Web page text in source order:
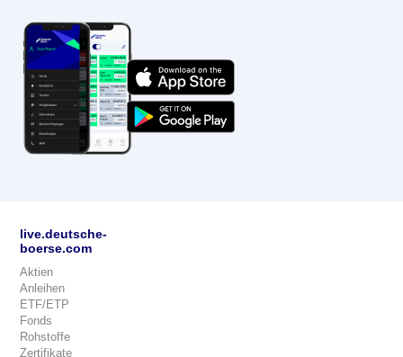
live.deutsche-
boerse.com
Aktien
Anleihen
ETF/ETP
Fonds
Rohstoffe
Zertifikate